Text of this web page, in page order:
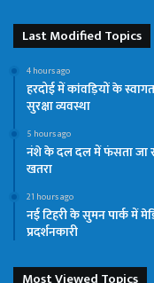
Last Modified Topics
4 hours ago
हरदोई में कांवड़ियों के
सुरक्षा व्यवस्था
5 hours ago
नंशे के दल दल में फंसता जा
खतरा
21 hours ago
नई टिहरी के सुमन पार्क में
प्रदर्शनकारी